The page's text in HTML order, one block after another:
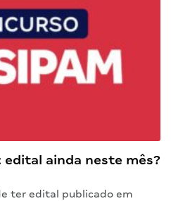
edital ainda neste mês?
ter edital publicado em